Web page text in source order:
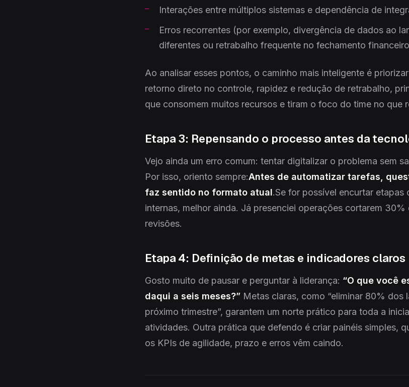
Interações entre múltiplos sistemas e dependência de
Erros recorrentes (por exemplo, divergência de dados ao
diferentes ou retrabalho frequente no fechamento
Ao analisar esses pontos, o caminho mais inteligente é
retorno direto no controle, rapidez e redução de retrabalho,
que consomem muitos recursos e tiram o foco do time no que
Etapa 3: Repensando o processo antes da
Vejo ainda um erro comum: tentar digitalizar o problema sem
Por isso, oriento sempre:Antes de automatizar tarefas,
faz sentido no formato atual.Se for possível encurtar
internas, melhor ainda. Já presenciei operações cortarem
revisões.
Etapa 4: Definição de metas e indicadores claros
Gosto muito de pausar e perguntar à liderança: “O que você
daqui a seis meses?” Metas claras, como “eliminar 80% dos
próximo trimestre”, garantem um norte prático para toda a
atividades. Outra prática que defendo é criar painéis simples,
os KPIs de agilidade, prazo e erros vêm caindo.